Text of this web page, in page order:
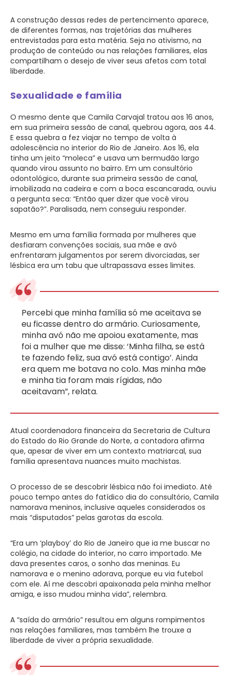
A construção dessas redes de pertencimento aparece,
de diferentes formas, nas trajetórias das mulheres
entrevistadas para esta matéria. Seja no ativismo, na
produção de conteúdo ou nas relações familiares, elas
compartilham o desejo de viver seus afetos com total
liberdade.
Sexualidade e família
O mesmo dente que Camila Carvajal tratou aos 16 anos,
em sua primeira sessão de canal, quebrou agora, aos 44.
E essa quebra a fez viajar no tempo de volta à
adolescência no interior do Rio de Janeiro. Aos 16, ela
tinha um jeito “moleca” e usava um bermudão largo
quando virou assunto no bairro. Em um consultório
odontológico, durante sua primeira sessão de canal,
imobilizada na cadeira e com a boca escancarada, ouviu
a pergunta seca: “Então quer dizer que você virou
sapatão?”. Paralisada, nem conseguiu responder.
Mesmo em uma família formada por mulheres que
desfiaram convenções sociais, sua mãe e avó
enfrentaram julgamentos por serem divorciadas, ser
lésbica era um tabu que ultrapassava esses limites.
Percebi que minha família só me aceitava se
eu ficasse dentro do armário. Curiosamente,
minha avó não me apoiou exatamente, mas
foi a mulher que me disse: ‘Minha filha, se está
te fazendo feliz, sua avó está contigo’. Ainda
era quem me botava no colo. Mas minha mãe
e minha tia foram mais rígidas, não
aceitavam”, relata.
Atual coordenadora financeira da Secretaria de Cultura
do Estado do Rio Grande do Norte, a contadora afirma
que, apesar de viver em um contexto matriarcal, sua
família apresentava nuances muito machistas.
O processo de se descobrir lésbica não foi imediato. Até
pouco tempo antes do fatídico dia do consultório, Camila
namorava meninos, inclusive aqueles considerados os
mais “disputados” pelas garotas da escola.
“Era um ‘playboy’ do Rio de Janeiro que ia me buscar no
colégio, na cidade do interior, no carro importado. Me
dava presentes caros, o sonho das meninas. Eu
namorava e o menino adorava, porque eu via futebol
com ele. Aí me descobri apaixonada pela minha melhor
amiga, e isso mudou minha vida”, relembra.
A “saída do armário” resultou em alguns rompimentos
nas relações familiares, mas também lhe trouxe a
liberdade de viver a própria sexualidade.